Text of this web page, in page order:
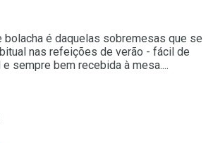
bolacha é daquelas sobremesas que se
nas refeições de verão - fácil de
sempre bem recebida à mesa....